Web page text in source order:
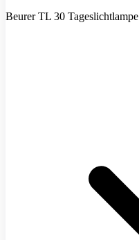
Beurer TL 30 Tageslichtlampe